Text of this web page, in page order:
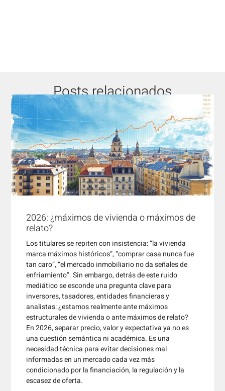
Posts relacionados
2026: ¿máximos de vivienda o máximos de
relato?
Los titulares se repiten con insistencia: “la vivienda
marca máximos históricos”, “comprar casa nunca fue
tan caro”, “el mercado inmobiliario no da señales de
enfriamiento”. Sin embargo, detrás de este ruido
mediático se esconde una pregunta clave para
inversores, tasadores, entidades financieras y
analistas: ¿estamos realmente ante máximos
estructurales de vivienda o ante máximos de relato?
En 2026, separar precio, valor y expectativa ya no es
una cuestión semántica ni académica. Es una
necesidad técnica para evitar decisiones mal
informadas en un mercado cada vez más
condicionado por la financiación, la regulación y la
escasez de oferta.